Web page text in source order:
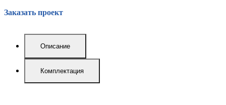
Заказать проект
Описание
Комплектация